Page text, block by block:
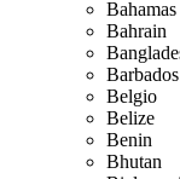
Bahamas
Bahrain
Barbados
Belgio
Belize
Benin
Bhutan